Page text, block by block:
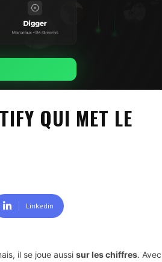
QUI MET LE
Linkedin
il se joue aussi sur les chiffres. Avec